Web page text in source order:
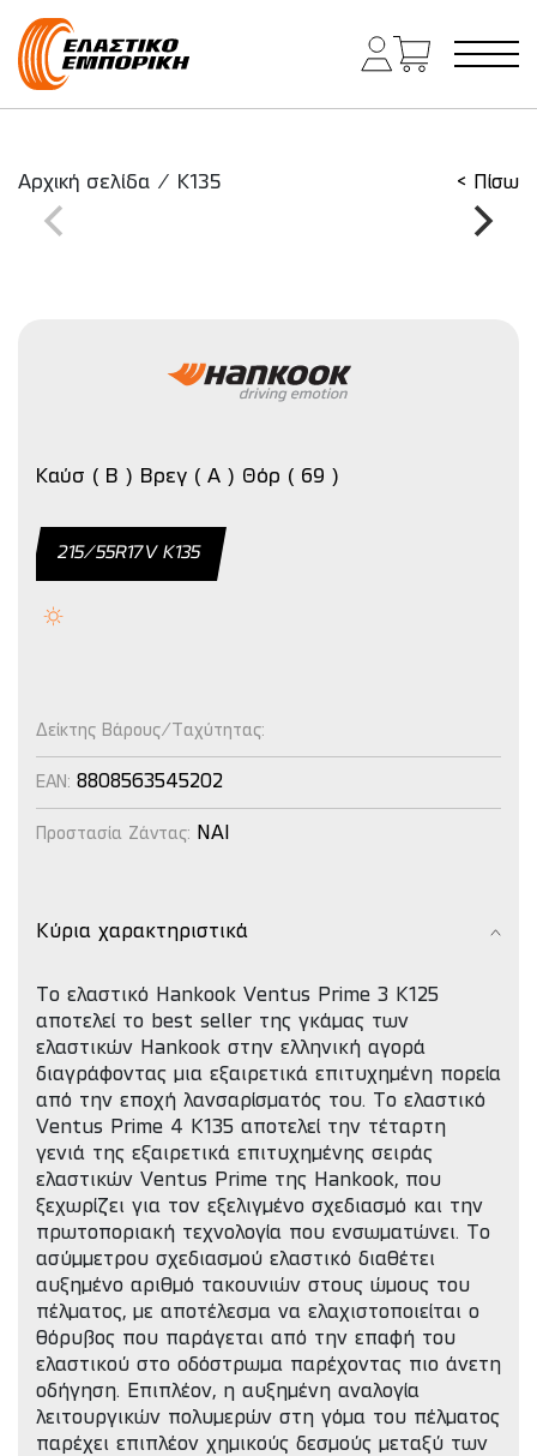
Κύρια πλοήγηση
Αρχική σελίδα / K135 < Πίσω
Καύσ ( B ) Βρεγ ( A ) Θόρ ( 69 )
215/55R17V Κ135
Δείκτης Βάρους/Ταχύτητας:
EAN: 8808563545202
Προστασία Ζάντας: NAI
Κύρια χαρακτηριστικά
Το ελαστικό Hankook Ventus Prime 3 K125
αποτελεί το best seller της γκάμας των
ελαστικών Hankook στην ελληνική αγορά
διαγράφοντας μια εξαιρετικά επιτυχημένη πορεία
από την εποχή λανσαρίσματός του. Το ελαστικό
Ventus Prime 4 K135 αποτελεί την τέταρτη
γενιά της εξαιρετικά επιτυχημένης σειράς
ελαστικών Ventus Prime της Hankook, που
ξεχωρίζει για τον εξελιγμένο σχεδιασμό και την
πρωτοποριακή τεχνολογία που ενσωματώνει. Το
ασύμμετρου σχεδιασμού ελαστικό διαθέτει
αυξημένο αριθμό τακουνιών στους ώμους του
πέλματος, με αποτέλεσμα να ελαχιστοποιείται ο
θόρυβος που παράγεται από την επαφή του
ελαστικού στο οδόστρωμα παρέχοντας πιο άνετη
οδήγηση. Επιπλέον, η αυξημένη αναλογία
λειτουργικών πολυμερών στη γόμα του πέλματος
παρέχει επιπλέον χημικούς δεσμούς μεταξύ των